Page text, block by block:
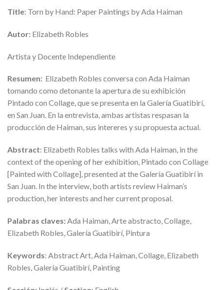
Title: Torn by Hand: Paper Paintings by Ada Haiman
Autor: Elizabeth Robles
Artista y Docente Independiente
Resumen: Elizabeth Robles conversa con Ada Haiman
tomando como detonante la apertura de su exhibición
Pintado con Collage, que se presenta en la Galería Guatibirí,
en San Juan. En la entrevista, ambas artistas respasan la
producción de Haiman, sus intereres y su propuesta actual.
Abstract: Elizabeth Robles talks with Ada Haiman, in the
context of the opening of her exhibition, Pintado con Collage
[Painted with Collage], presented at the Galería Guatibirí in
San Juan. In the interview, both artists review Haiman’s
production, her interests and her current proposal.
Palabras claves:Ada Haiman, Arte abstracto, Collage,
Elizabeth Robles, Galería Guatibirí, Pintura
Keywords: Abstract Art, Ada Haiman, Collage, Elizabeth
Robles, Galería Guatibirí, Painting